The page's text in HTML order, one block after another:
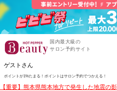
国内最大級の
サロン予約サイト
ゲストさん
ポイントが1%たまる！ ポイントはサロン予約でつかえる！
【重要】熊本県熊本地方で発生した地震の